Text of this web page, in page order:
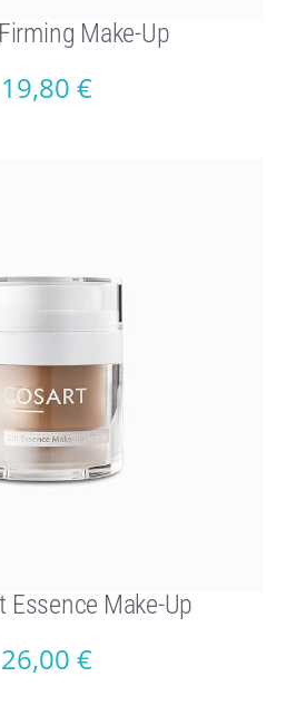
Make-Up
19,80 €
Essence Make-Up
26,00 €